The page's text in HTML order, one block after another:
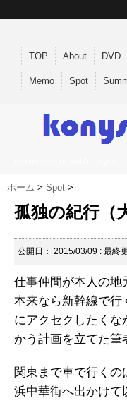
TOP About DVD
Memo Spot
ホーム > Spot >
孤独の紀行（
公開日： 2015/03/09 : 最終
仕事仲間が本人の地
本来なら新幹線で行
にアクセクしたくな
かう計画を立てた筆
関東まで車で行く
浜中華街へ出かけて